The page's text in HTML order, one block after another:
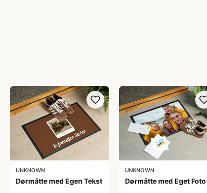
UNKNOWN
Dørmåtte med Egen Tekst
UNKNOWN
Dørmåtte med Eget Foto